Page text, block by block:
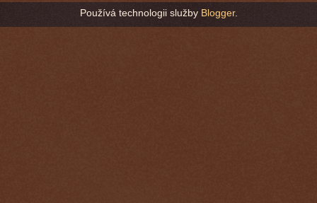
Používá technologii služby Blogger.